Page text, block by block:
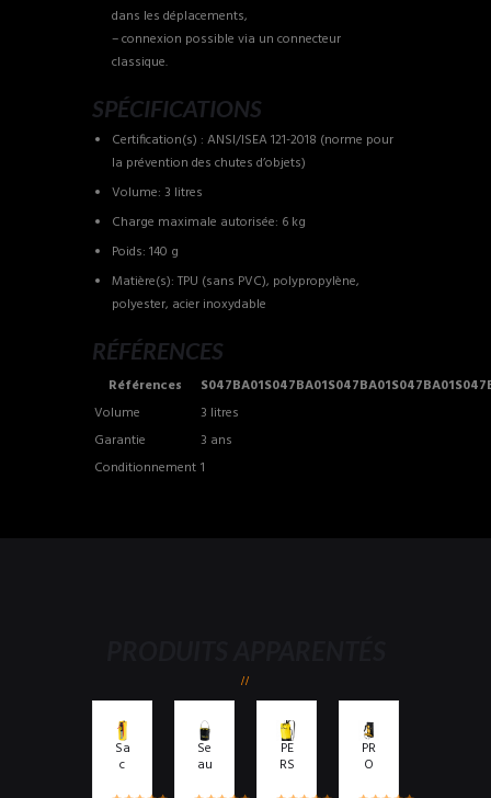
dans les déplacements,
– connexion possible via un connecteur
classique.
SPÉCIFICATIONS
Certification(s) : ANSI/ISEA 121-2018 (norme pour
la prévention des chutes d’objets)
Volume: 3 litres
Charge maximale autorisée: 6 kg
Poids: 140 g
Matière(s): TPU (sans PVC), polypropylène,
polyester, acier inoxydable
RÉFÉRENCES
Références
Volume
3 litres
Garantie
3 ans
Conditionnement 1
Sa
c
Se
au
PE
RS
PR
O